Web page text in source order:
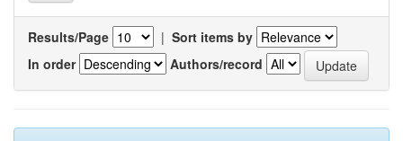
Results/Page | Sort items by
In order
Authors/record